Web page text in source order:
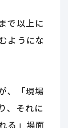
で以上に
ようにな
、「現場
、それに
る」場面